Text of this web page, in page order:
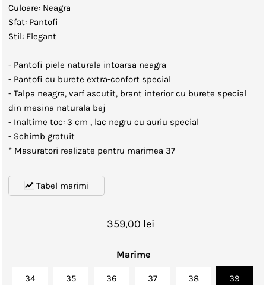
Culoare: Neagra
Sfat: Pantofi
Stil: Elegant
- Pantofi piele naturala intoarsa neagra
- Pantoficu burete extra-confort special
- Talpa neagra, varf ascutit, brant interior cu burete special
din mesina naturala bej
- Inaltime toc: 3 cm , lac negru cu auriu special
- Schimb gratuit
* Masuratori realizate pentru marimea 37
Tabel marimi
359,00 lei
Marime
34 35 36 37 38 39